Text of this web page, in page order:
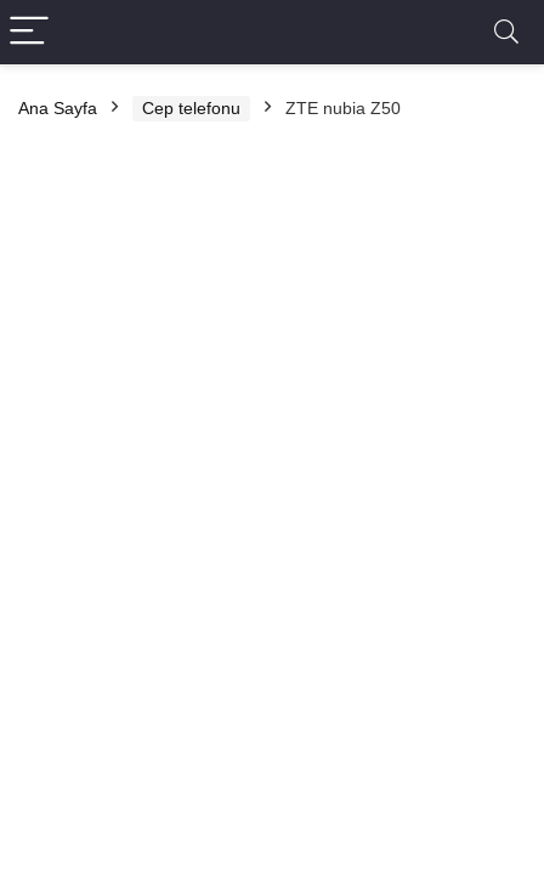
Ana Sayfa Cep telefonu ZTE nubia Z50